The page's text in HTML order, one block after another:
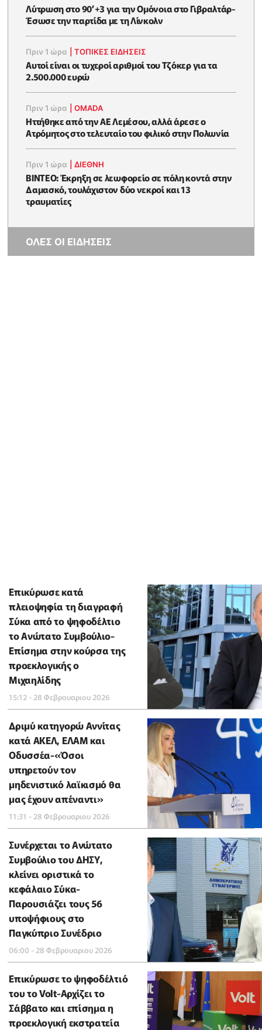
Λύτρωση στο 90’+3 για την Ομόνοια στο Γιβραλτάρ-
Έσωσε την παρτίδα με τη Λίνκολν
Πριν 1 ώρα |ΤΟΠΙΚΕΣ ΕΙΔΗΣΕΙΣ
Αυτοί είναι οι τυχεροί αριθμοί του Τζόκερ για τα
2.500.000 ευρώ
Πριν 1 ώρα |OMADA
Ηττήθηκε από την ΑΕ Λεμέσου, αλλά άρεσε ο
Ατρόμητος στο τελευταίο του φιλικό στην Πολωνία
Πριν 1 ώρα |ΔΙΕΘΝΗ
ΒΙΝΤΕΟ: Έκρηξη σε λεωφορείο σε πόλη κοντά στην
Δαμασκό, τουλάχιστον δύο νεκροί και 13
τραυματίες
ΟΛΕΣ ΟΙ ΕΙΔΗΣΕΙΣ
Επικύρωσε κατά
πλειοψηφία τη διαγραφή
Σύκα από το ψηφοδέλτιο
το Ανώτατο Συμβούλιο-
Επίσημα στην κούρσα της
προεκλογικής ο
Μιχαηλίδης
15:12 - 28 Φεβρουαριου 2026
Δριμύ κατηγορώ Αννίτας
κατά ΑΚΕΛ, ΕΛΑΜ και
Οδυσσέα-«Όσοι
υπηρετούν τον
μηδενιστικό λαϊκισμό θα
μας έχουν απέναντι»
11:31 - 28 Φεβρουαριου 2026
Συνέρχεται το Ανώτατο
Συμβούλιο του ΔΗΣΥ,
κλείνει οριστικά το
κεφάλαιο Σύκα-
Παρουσιάζει τους 56
υποψήφιους στο
Παγκύπριο Συνέδριο
06:00 - 28 Φεβρουαριου 2026
Επικύρωσε το ψηφοδέλτιό
του το Volt-Αρχίζει το
Σάββατο και επίσημα η
προεκλογική εκστρατεία